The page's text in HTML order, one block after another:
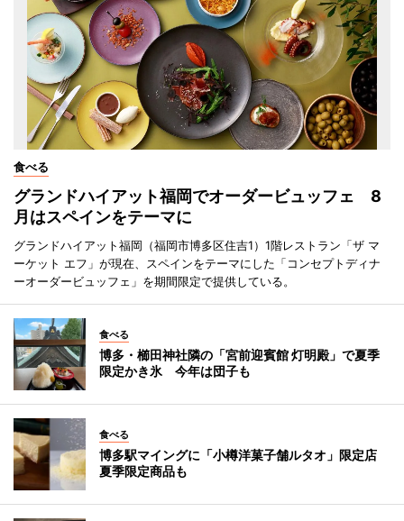
食べる
グランドハイアット福岡でオーダービュッフェ 8
月はスペインをテーマに
グランドハイアット福岡（福岡市博多区住吉1）1階レストラン「ザ マ
ーケット エフ」が現在、スペインをテーマにした「コンセプトディナ
ーオーダービュッフェ」を期間限定で提供している。
食べる
博多・櫛田神社隣の「宮前迎賓館 灯明殿」で夏季
限定かき氷 今年は団子も
食べる
博多駅マイングに「小樽洋菓子舗ルタオ」限定店
夏季限定商品も